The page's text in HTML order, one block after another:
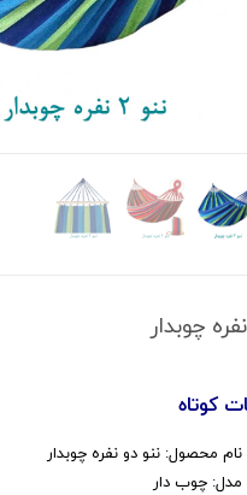
چوبدار
کوتاه
نام محصول: ننو دو نفره چوبدار
مدل: چوب دار